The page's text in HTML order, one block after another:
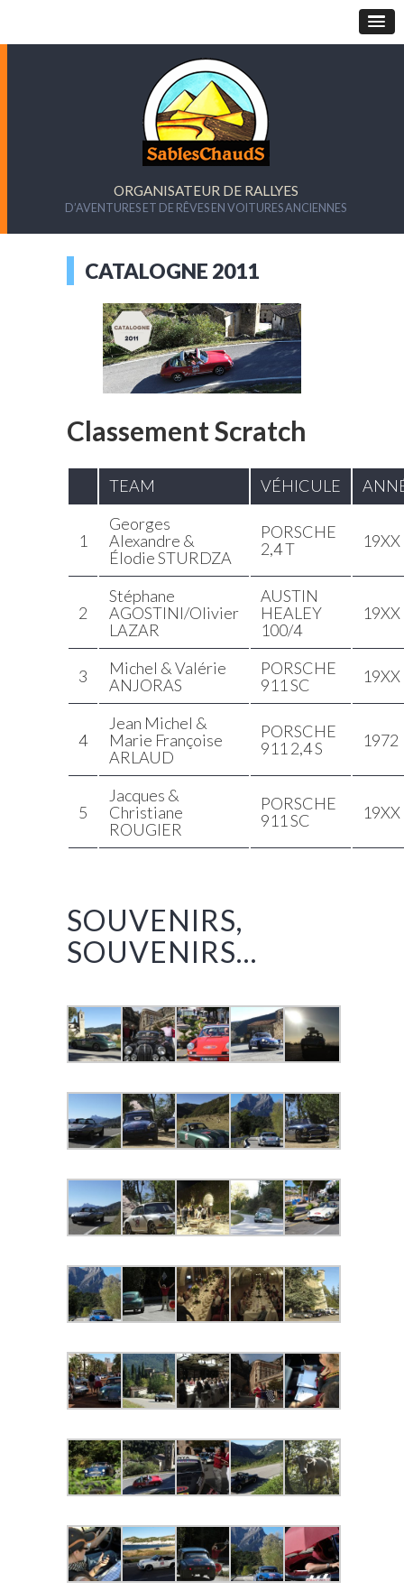
ORGANISATEUR DE RALLYES
D’AVENTURES ET DE RÊVES EN VOITURES ANCIENNES
CATALOGNE 2011
Classement Scratch
TEAM VÉHICULE
1
Georges
Alexandre &
Élodie STURDZA
PORSCHE
2,4 T
19XX
2
Stéphane
AGOSTINI/Olivier
LAZAR
AUSTIN
HEALEY
100/4
19XX
3
Michel & Valérie
ANJORAS
PORSCHE
911 SC
19XX
4
Jean Michel &
Marie Françoise
ARLAUD
PORSCHE
911 2,4 S
1972
5
Jacques &
Christiane
ROUGIER
PORSCHE
911 SC
19XX
SOUVENIRS,
SOUVENIRS…